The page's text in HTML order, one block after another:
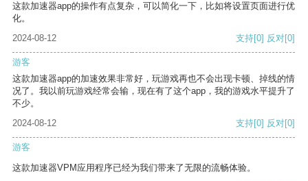
这款加速器app的操作有点复杂，可以简化一下，比如将设置页面进行优
化。
2024-08-12
支持[0] 反对[0]
游客
这款加速器app的加速效果非常好，玩游戏再也不会出现卡顿、掉线的情
况了。我以前玩游戏经常会输，现在有了这个app，我的游戏水平提升了
不少。
2024-08-12
支持[0] 反对[0]
游客
这款加速器VPM应用程序已经为我们带来了无限的流畅体验。